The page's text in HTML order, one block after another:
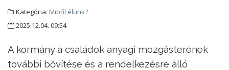
Kategória: Miből élünk?
2025.12.04. 09:54
A kormány a családok anyagi mozgásterének
további bővítése és a rendelkezésre álló